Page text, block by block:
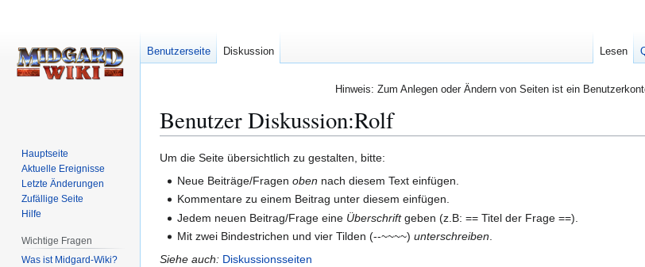
Hinweis: Zum Anlegen oder Ändern von Seiten ist ein
Benutzer Diskussion:Rolf
Zur
Navigation
Zur
Suche
Um die Seite übersichtlich zu gestalten, bitte:
Neue Beiträge/Fragenoben nach diesem Text einfügen.
Kommentare zu einem Beitrag unter diesem einfügen.
Jedem neuen Beitrag/Frage eine Überschriftgeben (z.B: == Titel der Frage ==).
Mit zwei Bindestrichen und vier Tilden (--~~~~)unterschreiben.
Siehe auch: Diskussionsseiten
Benutzerseite Diskussion Lesen
Hauptseite
Aktuelle Ereignisse
Letzte Änderungen
Zufällige Seite
Hilfe
Wichtige Fragen
Was ist Midgard-Wiki?